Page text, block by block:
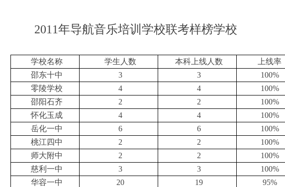
2011年导航音乐培训学校联考样榜学校
学校名称 学生人数 本科上线人数
上线率
邵东十中
3 3
100%
零陵学校
4 4
100%
邵阳石齐
2 2
100%
怀化玉成
4 4
100%
岳化一中
6 6
100%
桃江四中
2 2
100%
师大附中
2 2
100%
慈利一中
3 3
100%
华容一中
20 19
95%